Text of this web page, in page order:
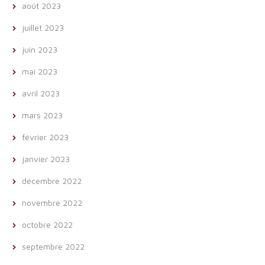
août 2023
juillet 2023
juin 2023
mai 2023
avril 2023
mars 2023
février 2023
janvier 2023
décembre 2022
novembre 2022
octobre 2022
septembre 2022